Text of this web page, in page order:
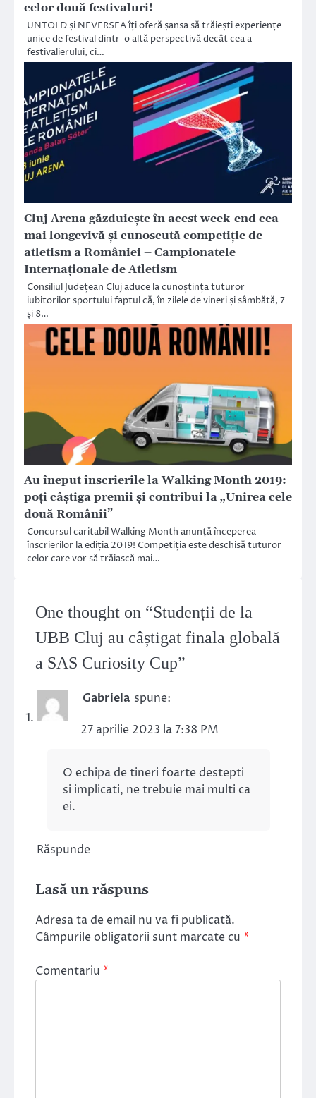
celor două festivaluri!
UNTOLD și NEVERSEA îți oferă șansa să trăiești experiențe
unice de festival dintr-o altă perspectivă decât cea a
festivalierului, ci…
Cluj Arena găzduiește în acest week-end cea
mai longevivă şi cunoscută competiție de
atletism a României – Campionatele
Internaționale de Atletism
Consiliul Județean Cluj aduce la cunoștința tuturor
iubitorilor sportului faptul că, în zilele de vineri și sâmbătă, 7
și 8…
Au îneput înscrierile la Walking Month 2019:
poți câștiga premii și contribui la „Unirea cele
două Românii”
Concursul caritabil Walking Month anunță începerea
înscrierilor la ediția 2019! Competiția este deschisă tuturor
celor care vor să trăiască mai…
One thought on “Studenții de la
UBB Cluj au câștigat finala globală
a SAS Curiosity Cup”
Gabriela spune:
27 aprilie 2023 la 7:38 PM
O echipa de tineri foarte destepti
si implicati, ne trebuie mai multi ca
ei.
Răspunde
Lasă un răspuns
Adresa ta de email nu va fi publicată.
Câmpurile obligatorii sunt marcate cu *
Comentariu *